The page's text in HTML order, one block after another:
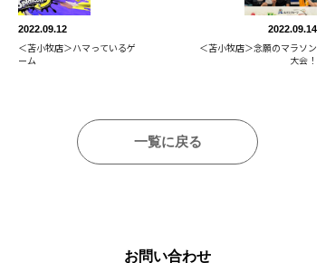
2022.09.12
＜苫小牧店＞ハマっているゲ
ーム
2022.09.14
＜苫小牧店＞念願のマラソン
大会！
一覧に戻る
お問い合わせ